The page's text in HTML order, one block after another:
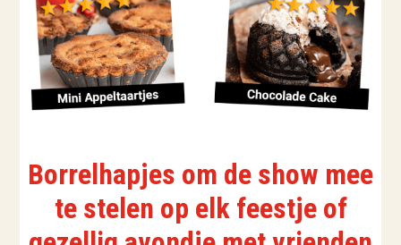
Borrelhapjes om de show mee
te stelen op elk feestje of